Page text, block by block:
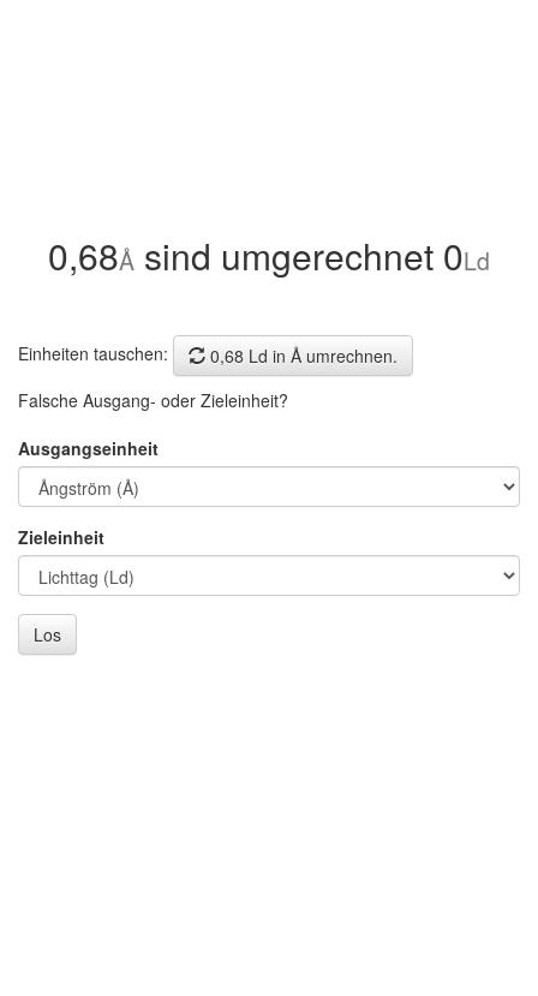
0,68Å sind umgerechnet 0Ld
Einheiten tauschen:
0,68 Ld in Å umrechnen.
Falsche Ausgang- oder Zieleinheit?
Ausgangseinheit
Zieleinheit
Los